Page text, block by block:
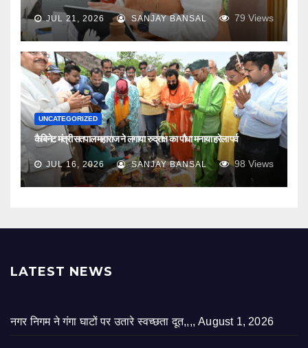
JUL 21, 2026 SANJAY BANSAL 79 Views
UNCATEGORIZED
कैबिनेट मंत्री सतपाल महाराज ने लगाया रुद्राक्ष का पौधा मनाया हरेला पर्व
JUL 16, 2026 SANJAY BANSAL 98 Views
LATEST NEWS
नगर निगम ने गंगा घाटों पर उतारे स्वच्छता दूत,,,, August 1, 2026